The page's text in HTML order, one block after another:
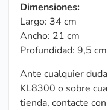
Dimensiones:
Largo: 34 cm
Ancho: 21 cm
Profundidad: 9,5 cm
Ante cualquier
KL8300 o sobre
tienda, contacte con